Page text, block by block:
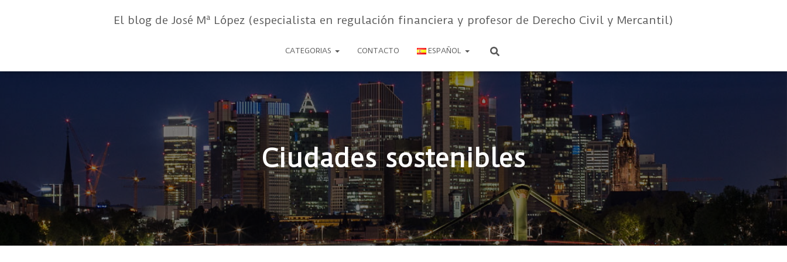
El blog de José Mª López (especialista en regulación financiera y profesor de Derecho Civil y Mercantil)
CATEGORIAS CONTACTO ESPAÑOL
Ciudades sostenibles